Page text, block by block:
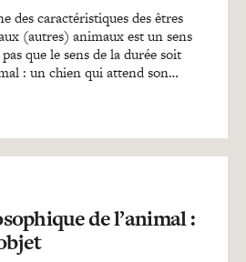
de l’animal :
des caractéristiques des êtres
(autres) animaux est un sens
que le sens de la durée soit
: un chien qui attend son…